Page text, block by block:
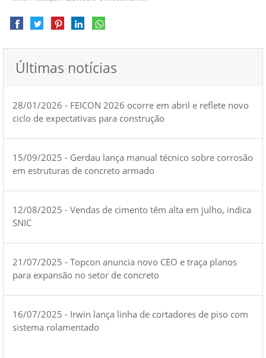
Últimas notícias
28/01/2026 - FEICON 2026 ocorre em abril e reflete novo
ciclo de expectativas para construção
15/09/2025 - Gerdau lança manual técnico sobre corrosão
em estruturas de concreto armado
12/08/2025 - Vendas de cimento têm alta em julho, indica
SNIC
21/07/2025 - Topcon anuncia novo CEO e traça planos
para expansão no setor de concreto
16/07/2025 - Irwin lança linha de cortadores de piso com
sistema rolamentado